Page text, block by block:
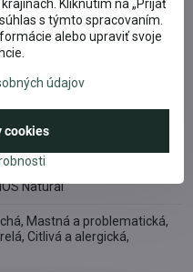
pleť
pre citlivú alergickú pleť
Ďalšie kategórie
Natural
Mastná a problematická,
Citlivá a alergická,
Kliknutím na „Prijať
s týmto spracovaním.
alebo upraviť svoje
údajov
cookies